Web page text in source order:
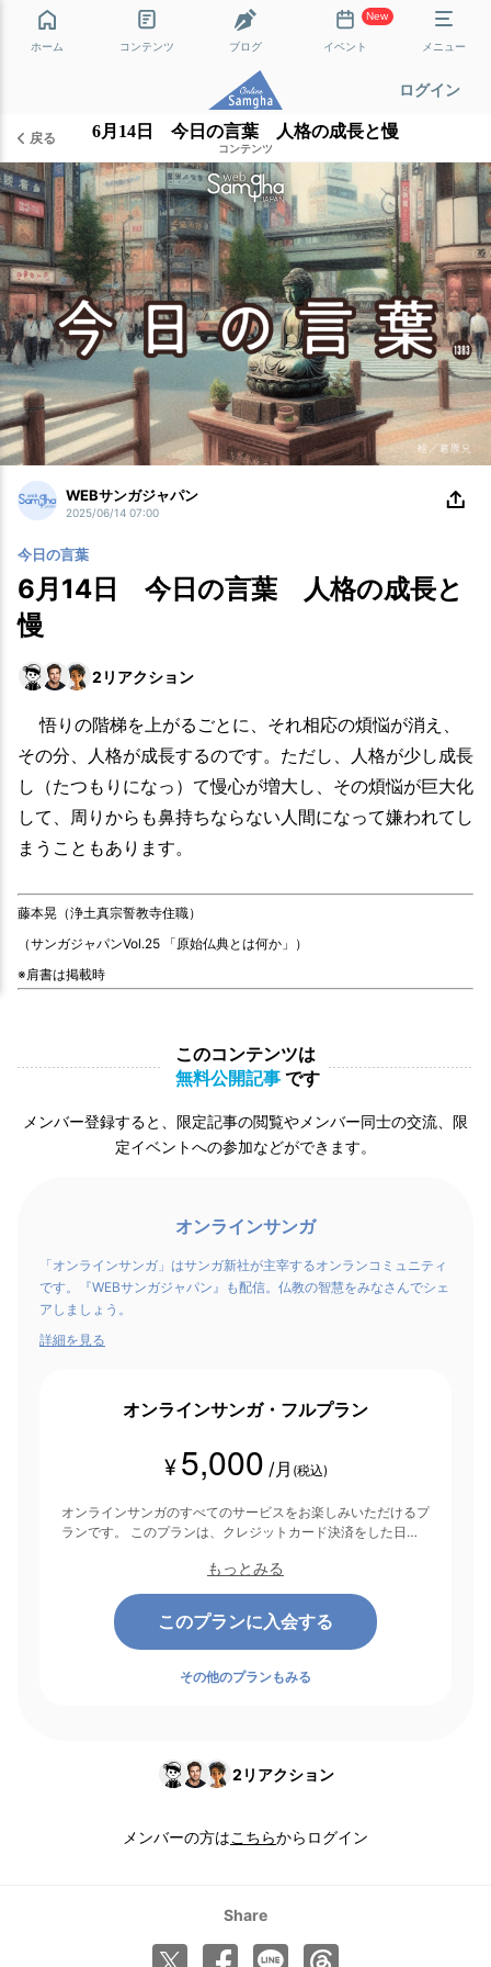
ホーム コンテンツ ブログ
New
イベント メニュー
ログイン
戻る 6月14日 今日の言葉 人格の成長と慢
コンテンツ
WEBサンガジャパン
2025/06/14 07:00
今日の言葉
6月14日 今日の言葉 人格の成長と
慢
2 リアクション
悟りの階梯を上がるごとに、それ相応の煩悩が消え、
その分、人格が成長するのです。ただし、人格が少し成長
し（たつもりになっ）て慢心が増大し、その煩悩が巨大化
して、周りからも鼻持ちならない人間になって嫌われてし
まうこともあります。
藤本晃（浄土真宗誓教寺住職）
（サンガジャパンVol.25 「原始仏典とは何か」）
※肩書は掲載時
このコンテンツは
無料公開記事 です
メンバー登録すると、限定記事の閲覧やメンバー同士の交流、限
定イベントへの参加などができます。
オンラインサンガ
「オンラインサンガ」はサンガ新社が主宰するオンランコミュニティ
です。『WEBサンガジャパン』も配信。仏教の智慧をみなさんでシェ
アしましょう。
詳細を見る
オンラインサンガ・フルプラン
¥ 5,000 /月 (税込)
オンラインサンガのすべてのサービスをお楽しみいただけるプ
ランです。 このプランは、クレジットカード決済をした日を
もっとみる
このプランに入会する
その他のプランもみる
2 リアクション
メンバーの方はこちらからログイン
Share